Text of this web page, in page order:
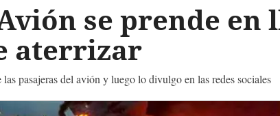
se prende en
aterrizar
pasajeras del avión y luego lo divulgo en las redes sociales